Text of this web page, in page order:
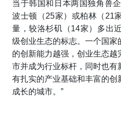
当于韩国和日本两国独角兽
波士顿（25家）或柏林（21
量，较洛杉矶（14家）多出
级创业生态的标志。一个国家
的创新能力越强，创业生态越
市并成为行业标杆，同时也有
有扎实的产业基础和丰富的
成长的城市。”